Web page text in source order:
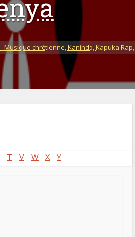
Musique chrétienne,Kanindo,Kapuka Rap,
T V W X Y